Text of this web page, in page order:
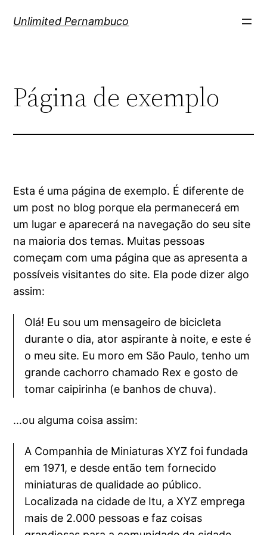
paraUnlimited Pernambuco
Página de exemplo
Esta é uma página de exemplo. É diferente de
um post no blog porque ela permanecerá em
um lugar e aparecerá na navegação do seu site
na maioria dos temas. Muitas pessoas
começam com uma página que as apresenta a
possíveis visitantes do site. Ela pode dizer algo
assim:
Olá! Eu sou um mensageiro de bicicleta
durante o dia, ator aspirante à noite, e este é
o meu site. Eu moro em São Paulo, tenho um
grande cachorro chamado Rex e gosto de
tomar caipirinha (e banhos de chuva).
…ou alguma coisa assim:
A Companhia de Miniaturas XYZ foi fundada
em 1971, e desde então tem fornecido
miniaturas de qualidade ao público.
Localizada na cidade de Itu, a XYZ emprega
mais de 2.000 pessoas e faz coisas